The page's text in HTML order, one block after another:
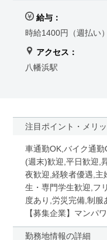
給与：
時給1400円（週払い）
アクセス：
八幡浜駅
注目ポイント・メリッ
車通勤OK,バイク通
(週末)歓迎,平日歓迎,
夜歓迎,経験者優遇,主
生・専門学生歓迎,フ
度あり,労災完備,制
【募集企業】マンパ
勤務地情報の詳細